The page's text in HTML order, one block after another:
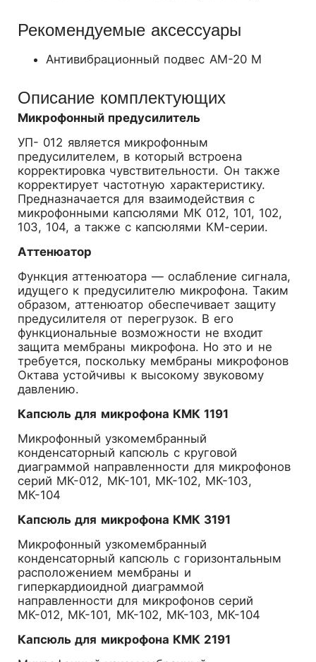
Рекомендуемые аксессуары
Антивибрационный подвес AM-20 М
Описание комплектующих
Микрофонный предусилитель
УП- 012 является микрофонным
предусилителем, в который встроена
корректировка чувствительности. Он также
корректирует частотную характеристику.
Предназначается для взаимодействия с
микрофонными капсюлями МК 012, 101, 102,
103, 104, а также с капсюлями КМ-серии.
Аттенюатор
Функция аттенюатора — ослабление сигнала,
идущего к предусилителю микрофона. Таким
образом, аттенюатор обеспечивает защиту
предусилителя от перегрузок. В его
функциональные возможности не входит
защита мембраны микрофона. Но это и не
требуется, поскольку мембраны микрофонов
Октава устойчивы к высокому звуковому
давлению.
Капсюль для микрофона КМК 1191
Микрофонный узкомембранный
конденсаторный капсюль с круговой
диаграммой направленности для микрофонов
серий МК-012, МК-101, МК-102, МК-103,
МК-104
Капсюль для микрофона КМК 3191
Микрофонный узкомембранный
конденсаторный капсюль с горизонтальным
расположением мембраны и
гиперкардиоидной диаграммой
направленности для микрофонов серий
МК-012, МК-101, МК-102, МК-103, МК-104
Капсюль для микрофона КМК 2191